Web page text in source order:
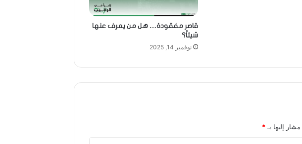
قاصر مفقودة… هل من يعرف عنها
شيئاً؟
نوفمبر 14, 2025
إليها بـ *